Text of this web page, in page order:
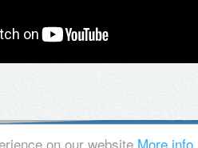
on our website More info
BLOG | FACEBOOK